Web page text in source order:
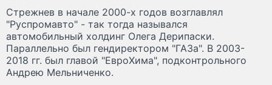
Стрежнев в начале 2000-х годов возглавлял
"Руспромавто" - так тогда назывался
автомобильный холдинг Олега Дерипаски.
Параллельно был гендиректором "ГАЗа". В 2003-
2018 гг. был главой "ЕвроХима", подконтрольного
Андрею Мельниченко.